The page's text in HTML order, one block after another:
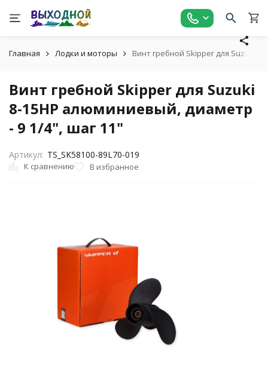
Главная Лодки и моторы Винт гребной Skipper для Suzuki
Винт гребной Skipper для Suzuki
8-15HP алюминиевый, диаметр
- 9 1/4", шаг 11"
Артикул: TS_SK58100-89L70-019
К сравнению В избранное